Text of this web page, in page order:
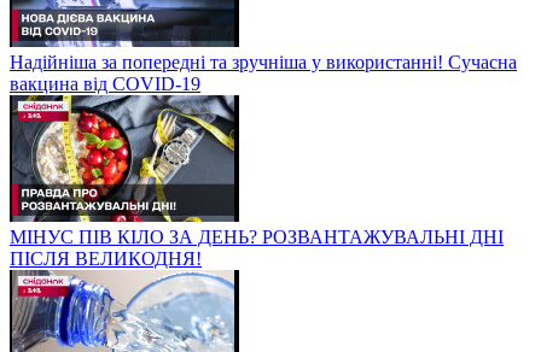
Надійніша за попередні та зручніша у використанні! Сучасна
вакцина від COVID-19
МІНУС ПІВ КІЛО ЗА ДЕНЬ? РОЗВАНТАЖУВАЛЬНІ ДНІ
ПІСЛЯ ВЕЛИКОДНЯ!